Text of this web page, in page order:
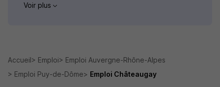
Voir plus
Accueil Emploi
Emploi Auvergne-Rhône-Alpes
Emploi Puy-de-Dôme
Emploi Châteaugay